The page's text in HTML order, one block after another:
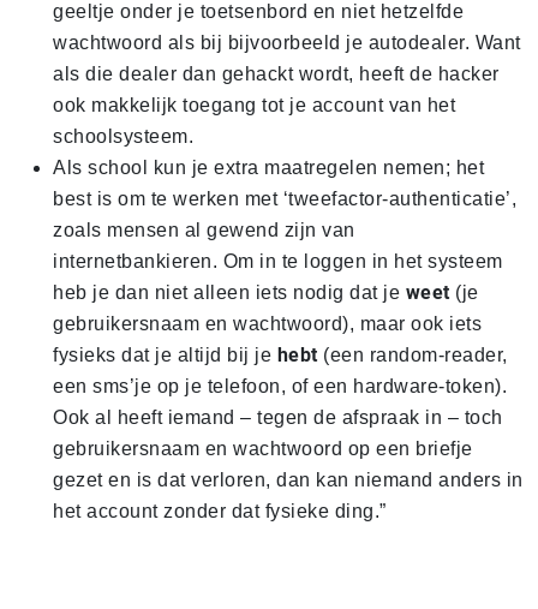
geeltje onder je toetsenbord en niet hetzelfde
wachtwoord als bij bijvoorbeeld je autodealer. Want
als die dealer dan gehackt wordt, heeft de hacker
ook makkelijk toegang tot je account van het
schoolsysteem.
Als school kun je extra maatregelen nemen; het
best is om te werken met ‘tweefactor-authenticatie’,
zoals mensen al gewend zijn van
internetbankieren. Om in te loggen in het systeem
heb je dan niet alleen iets nodig dat je weet (je
gebruikersnaam en wachtwoord), maar ook iets
fysieks dat je altijd bij je hebt (een random-reader,
een sms’je op je telefoon, of een hardware-token).
Ook al heeft iemand – tegen de afspraak in – toch
gebruikersnaam en wachtwoord op een briefje
gezet en is dat verloren, dan kan niemand anders in
het account zonder dat fysieke ding.”